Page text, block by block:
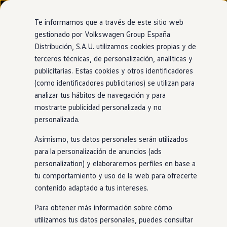
Ir
directamente
al contenido
Ir
directamente
al pie de
página
Nuevo ID. Cross
Vehículos Comerciales
Compra y ofertas
Volkswagen nuevo en stock
Volkswagen de ocasión
Financiación
My Renting
My Way
Seguros
Empresas
Autoescuelas
Eléctricos e híbridos
Más sobre híbridos
Plan Auto +
Etiquetas DGT
Simulador de autonomía, carga y ahorro
Carga y autonomía
Soluciones de carga
Tarifas de carga
Carga en casa
Modos de carga
Concesionario y taller oficial de Volkswagen
Ferper Las Rozas
Te informamos que a través de este sitio web
gestionado por Volkswagen Group España
Distribución, S.A.U. utilizamos cookies propias y de
terceros técnicas, de personalización, analíticas y
publicitarias. Estas cookies y otros identificadores
(como identificadores publicitarios) se utilizan para
analizar tus hábitos de navegación y para
mostrarte publicidad personalizada y no
personalizada.
Asimismo, tus datos personales serán utilizados
para la personalización de anuncios (ads
personalization) y elaboraremos perfiles en base a
tu comportamiento y uso de la web para ofrecerte
contenido adaptado a tus intereses.
Para obtener más información sobre cómo
utilizamos tus datos personales, puedes consultar